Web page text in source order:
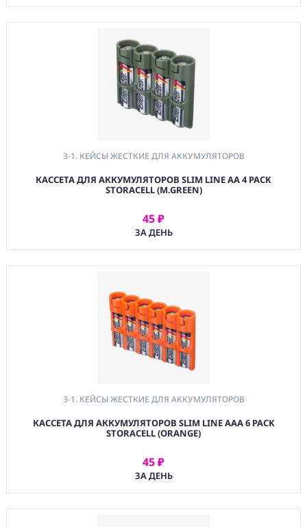
3-1. КЕЙСЫ ЖЕСТКИЕ ДЛЯ АККУМУЛЯТОРОВ
КАССЕТА ДЛЯ АККУМУЛЯТОРОВ SLIM LINE AA 4 PACK
STORACELL (M.GREEN)
45 ₽
ЗА ДЕНЬ
АРЕНДОВАТЬ
3-1. КЕЙСЫ ЖЕСТКИЕ ДЛЯ АККУМУЛЯТОРОВ
КАССЕТА ДЛЯ АККУМУЛЯТОРОВ SLIM LINE AAA 6 PACK
STORACELL (ORANGE)
45 ₽
ЗА ДЕНЬ
АРЕНДОВАТЬ